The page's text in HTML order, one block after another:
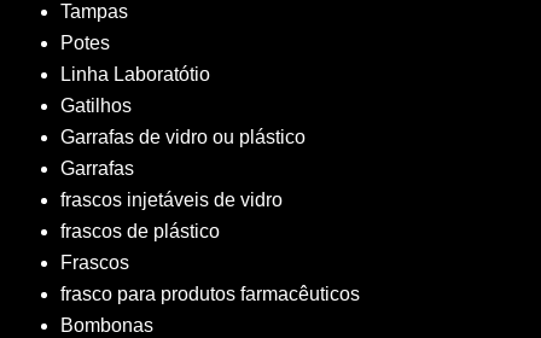
Tampas
Potes
Linha Laboratótio
Gatilhos
Garrafas de vidro ou plástico
Garrafas
frascos injetáveis de vidro
frascos de plástico
Frascos
frasco para produtos farmacêuticos
Bombonas